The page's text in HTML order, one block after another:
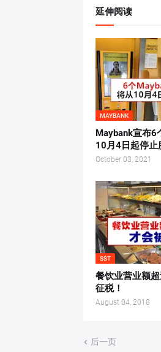
延伸阅读
MAYBANK
Maybank宣布6
10月4日起停止
October 03, 2021
SST
餐饮业营业额
征税！
August 04, 2018
后一页